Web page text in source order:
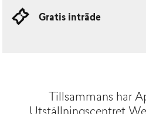
Gratis inträde
Tillsammans har